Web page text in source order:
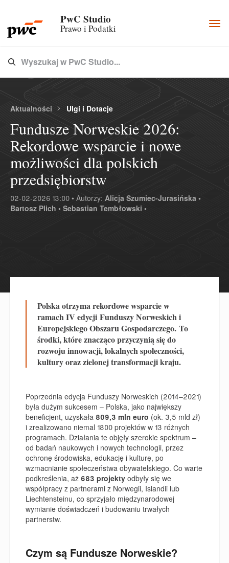
PwC Studio
Prawo i Podatki
Type 3 or more characters for results.
Wyszukaj w PwC Studio...
Aktualności Ulgi i Dotacje
Fundusze Norweskie 2026:
Rekordowe wsparcie i nowe
możliwości dla polskich
przedsiębiorstw
02-02-2026 13:00 • Autorzy: Alicja Szumiec-Jurasińska •
Bartosz Plich • Sebastian Tembłowski •
Polska otrzyma rekordowe wsparcie w
ramach IV edycji Funduszy Norweskich i
Europejskiego Obszaru Gospodarczego. To
środki, które znacząco przyczynią się do
rozwoju innowacji, lokalnych społeczności,
kultury oraz zielonej transformacji kraju.
Poprzednia edycja Funduszy Norweskich (2014–2021)
była dużym sukcesem – Polska, jako największy
beneficjent, uzyskała 809,3 mln euro (ok. 3,5 mld zł)
i zrealizowano niemal 1800 projektów w 13 różnych
programach. Działania te objęły szerokie spektrum –
od badań naukowych i nowych technologii, przez
ochronę środowiska, edukację i kulturę, po
wzmacnianie społeczeństwa obywatelskiego. Co warte
podkreślenia, aż 683 projekty odbyły się we
współpracy z partnerami z Norwegii, Islandii lub
Liechtensteinu, co sprzyjało międzynarodowej
wymianie doświadczeń i budowaniu trwałych
partnerstw.
Czym są Fundusze Norweskie?